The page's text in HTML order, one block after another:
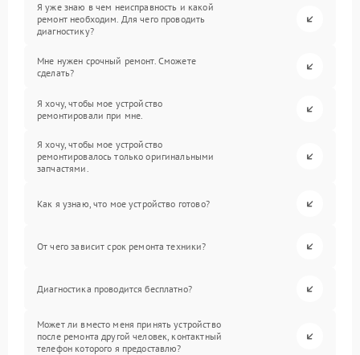
Я уже знаю в чем неисправность и какой
ремонт необходим. Для чего проводить
диагностику?
Мне нужен срочный ремонт. Сможете
сделать?
Я хочу, чтобы мое устройство
ремонтировали при мне.
Я хочу, чтобы мое устройство
ремонтировалось только оригинальными
запчастями.
Как я узнаю, что мое устройство готово?
От чего зависит срок ремонта техники?
Диагностика проводится бесплатно?
Может ли вместо меня принять устройство
после ремонта другой человек, контактный
телефон которого я предоставлю?